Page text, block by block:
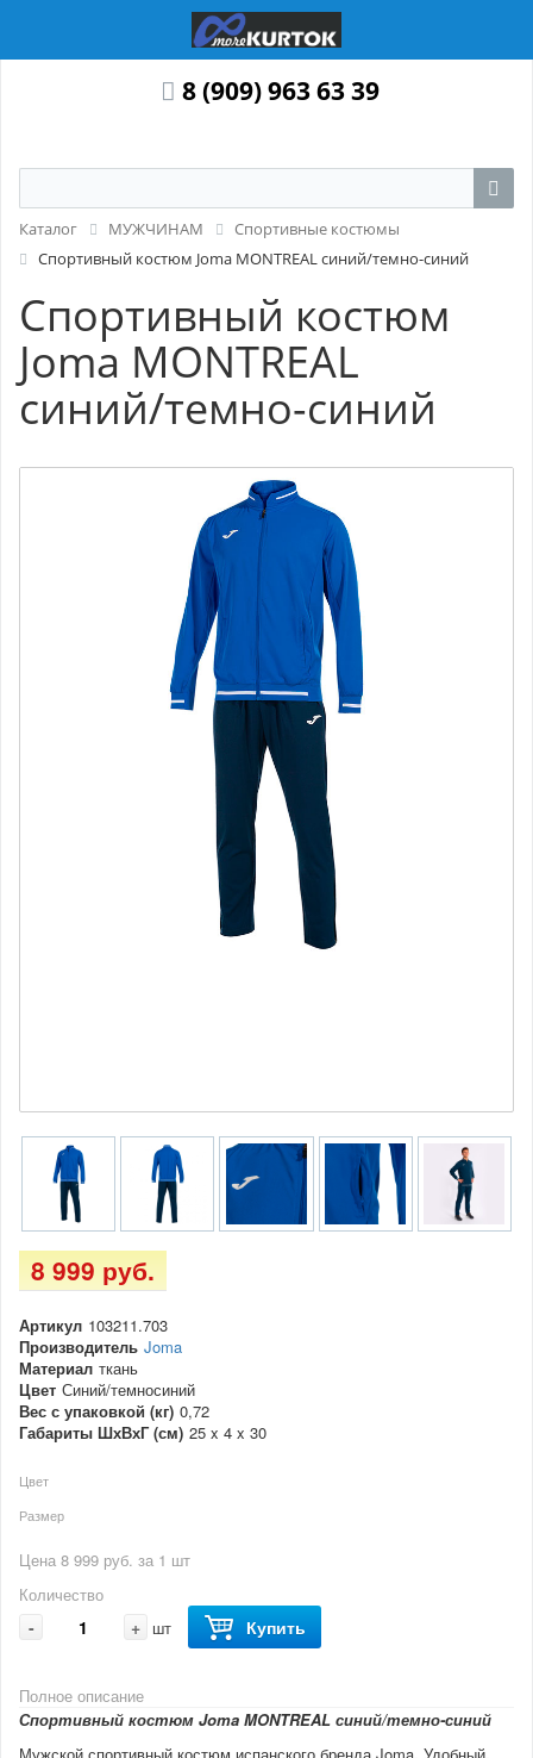
8 (909) 963 63 39
Каталог МУЖЧИНАМ
Спортивные костюмы
Спортивный костюм Joma MONTREAL синий/темно-синий
Спортивный костюм
Joma MONTREAL
синий/темно-синий
8 999 руб.
Артикул 103211.703
Производитель Joma
Материал ткань
Цвет Синий/темносиний
Вес с упаковкой (кг) 0,72
Габариты ШхВхГ (см) 25 x 4 x 30
Цвет
Размер
Цена 8 999 руб. за 1 шт
Количество
- + шт Купить
Полное описание
Спортивный костюм Joma MONTREAL синий/темно-синий
Мужской спортивный костюм испанского бренда Joma. Удобный,